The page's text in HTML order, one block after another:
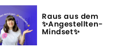
Raus aus dem
✨Angestellten-
Mindset✨